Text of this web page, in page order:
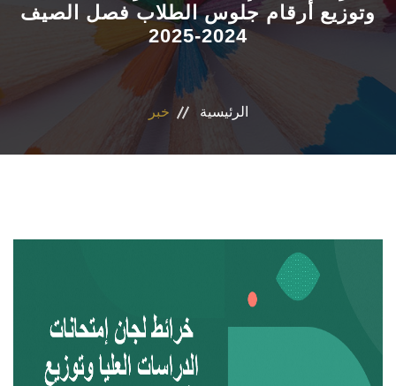
وتوزيع أرقام جلوس الطلاب فصل الصيف
2024-2025
الرئيسية خبر